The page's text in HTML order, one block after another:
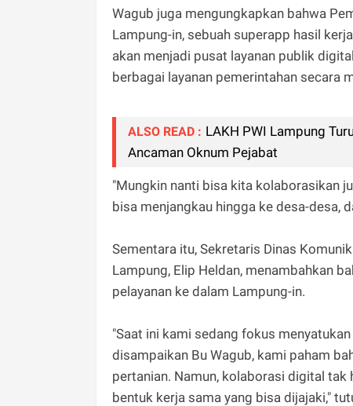
Wagub juga mengungkapkan bahwa
Lampung-in, sebuah superapp hasil
akan menjadi pusat layanan publik
berbagai layanan pemerintahan secara
ALSO READ : LAKH PWI Lampung
Ancaman Oknum Pejabat
"Mungkin nanti bisa kita kolaborasikan
bisa menjangkau hingga ke desa-desa,
Sementara itu, Sekretaris Dinas
Lampung, Elip Heldan, menambahkan
pelayanan ke dalam Lampung-in.
"Saat ini kami sedang fokus
disampaikan Bu Wagub, kami paham
pertanian. Namun, kolaborasi digital tak
bentuk kerja sama yang bisa dijajaki,"